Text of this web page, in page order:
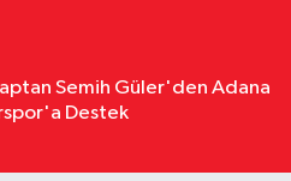
Semih Güler'den Adana
Destek